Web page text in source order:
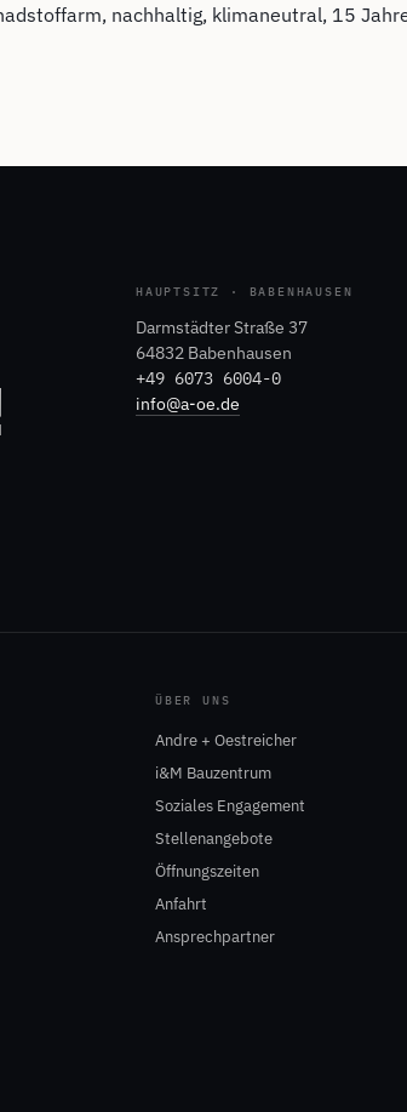
nachhaltig, klimaneutral, 15
HAUPTSITZ · BABENHAUSEN
Darmstädter Straße 37
64832 Babenhausen
+49 6073 6004-0
info@a-oe.de
ÜBER UNS
Andre + Oestreicher
i&M Bauzentrum
Soziales Engagement
Stellenangebote
Öffnungszeiten
Anfahrt
Ansprechpartner